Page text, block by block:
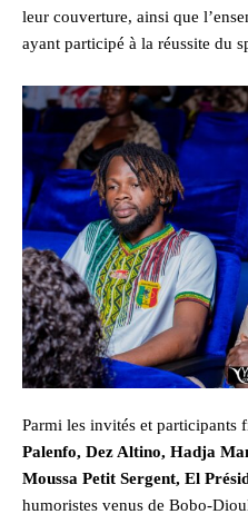
leur couverture, ainsi que
ayant participé à la réussite du
Parmi les invités et participants
Palenfo, Dez Altino, Hadja
Moussa Petit Sergent, El
humoristes venus de Bobo-